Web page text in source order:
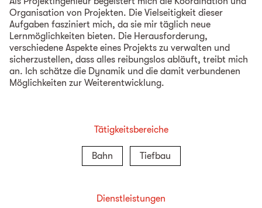
Organisation von Projekten. Die Vielseitigkeit dieser
Aufgaben fasziniert mich, da sie mir täglich neue
Lernmöglichkeiten bieten. Die Herausforderung,
verschiedene Aspekte eines Projekts zu verwalten und
sicherzustellen, dass alles reibungslos abläuft, treibt mich
an. Ich schätze die Dynamik und die damit verbundenen
Möglichkeiten zur Weiterentwicklung.
Tätigkeitsbereiche
Bahn Tiefbau
Dienstleistungen